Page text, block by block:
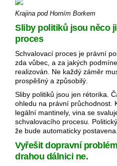
Krajina pod Horním Borkem
Sliby politiků jsou něco
proces
Schvalovací proces je právní
zda vůbec, a za jakých
realizován. Ne každý záměr
prospěšný a způsobilý.
Sliby politiků jsou jen rétorika.
ohledu na právní průchodnost.
legální mantinely, vina se
schvalovacího procesu.
že bude automaticky postavena.
Vyřešit dopravní
drahou dálnici ne.